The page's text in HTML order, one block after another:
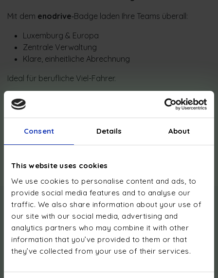
Consent Details About
This website uses cookies
We use cookies to personalise content and ads, to
provide social media features and to analyse our
traffic. We also share information about your use of
our site with our social media, advertising and
analytics partners who may combine it with other
information that you’ve provided to them or that
they’ve collected from your use of their services.
Mit dem enodrive‑Badge laden Ihre Teams überall:
Luxemburg & Europa
Zentrale Verwaltung
Klare, einheitliche Abrechnung
Ideal für berufliche Viel-Fahrer.